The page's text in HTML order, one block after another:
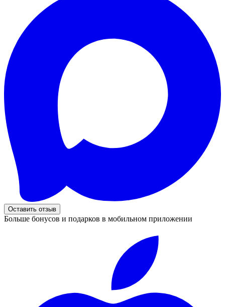
Оставить отзыв
Больше бонусов и подарков в мобильном приложении